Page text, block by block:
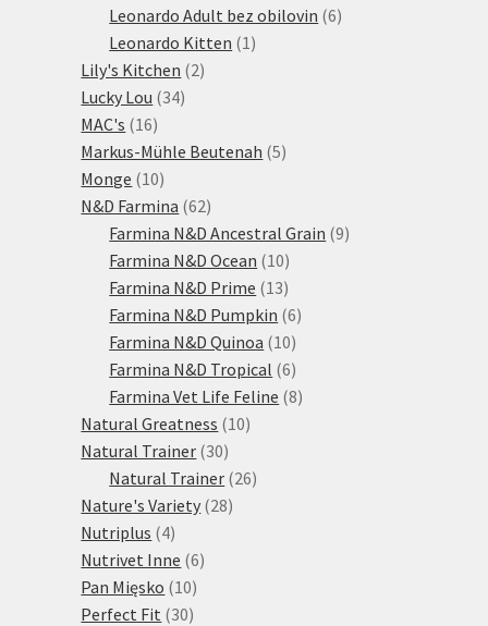
produktů
Leonardo Adult bez obilovin 66
Leonardo Kitten 1 1
Lily's Kitchen 22
Lucky Lou 3434
MAC's 1616
produktů
Markus-Mühle Beutenah 55
Monge 1010
produktů
N&D Farmina 6262
produktů
Farmina N&D Ancestral Grain 99
Farmina N&D Ocean 1010
produktů
Farmina N&D Prime 1313
produktů
Farmina N&D Pumpkin 66
Farmina N&D Quinoa 1010
produktů
Farmina N&D Tropical 66
produktů
Farmina Vet Life Feline 88
Natural Greatness 1010
Natural Trainer 3030
produktů
Natural Trainer 2626
Nature's Variety 2828
Nutriplus 44
produkty
Nutrivet Inne 66
Pan Mięsko 1010
produktů
Perfect Fit 3030